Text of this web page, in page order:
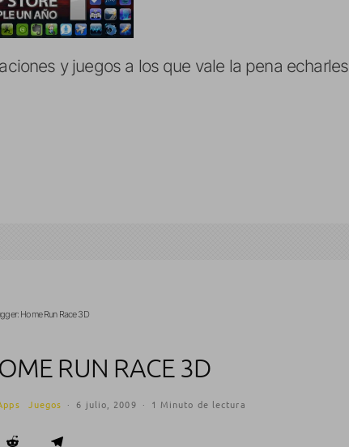
y juegos a los que vale la pena echarles
Home Run Race 3D
RUN RACE 3D
Juegos · 6 julio, 2009 · 1 Minuto de lectura